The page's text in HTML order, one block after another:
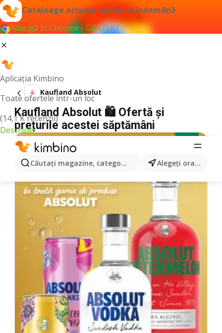
Cataloage actuale mereu la îndemână
Adaugă în Chrome - GRATUIT
Aplicația Kimbino
Toate ofertele într-un loc
(14,1 K recenzii)
Deschide
Căutaţi magazine, categorii, produse... Alegeţi oraşul
Kaufland Absolut
Kaufland Absolut 🛍️ Ofertă și
prețurile acestei săptămâni